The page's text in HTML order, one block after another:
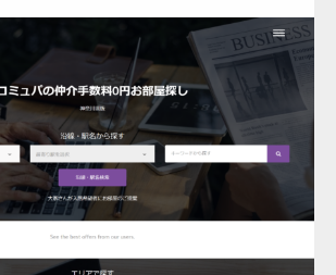
更新日： 2023.03.08
夜間対応型訪問介護
検索サイト